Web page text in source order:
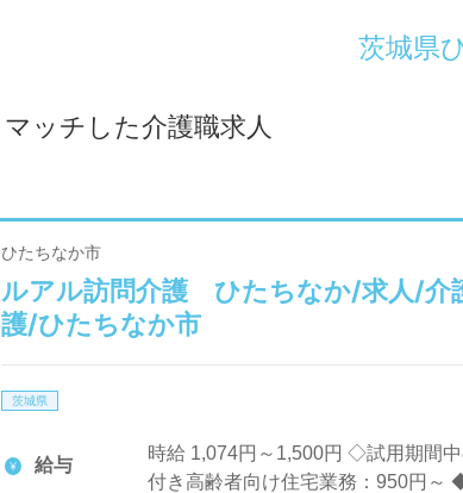
茨城県
マッチした介護職求人
ひたちなか市
ルアル訪問介護 ひたちなか/求人/介
護/ひたちなか市
茨城県
給与
時給 1,074円～1,500円 ◇試用期間
付き高齢者向け住宅業務：950円